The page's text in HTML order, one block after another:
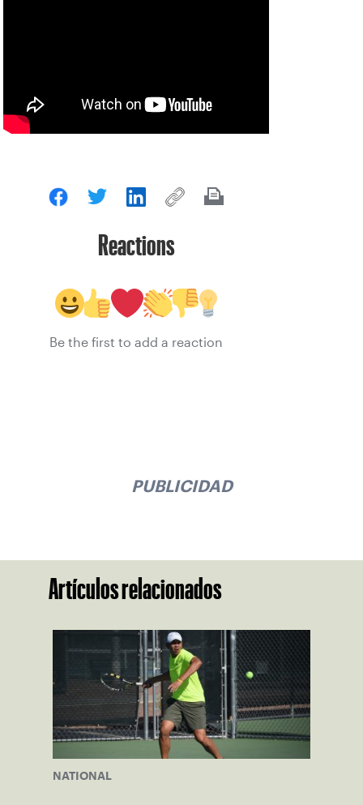
Reactions
Be the first to add a reaction
PUBLICIDAD
Artículos relacionados
NATIONAL